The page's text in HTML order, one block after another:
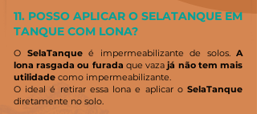
11. POSSO APLICAR O SELATANQUE EM
TANQUE COM LONA?
O SelaTanqueé impermeabilizante de solos. A
lona rasgada ou furada que vazajá não tem mais
utilidade como impermeabilizante.
O ideal é retirar essa lona e aplicar o SelaTanque
diretamente no solo.